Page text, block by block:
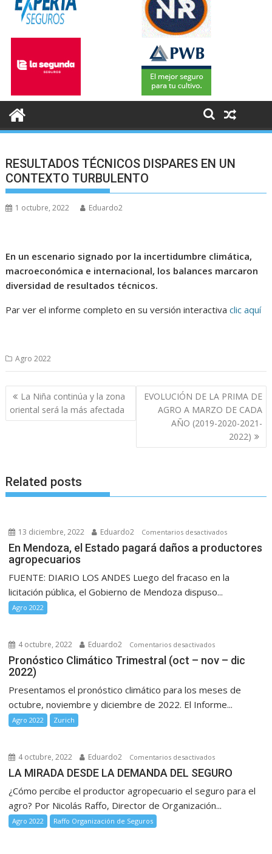
RESULTADOS TÉCNICOS DISPARES EN UN
CONTEXTO TURBULENTO
1 octubre, 2022 Eduardo2
En un escenario signado por la incertidumbre climática,
macroeconómica e internacional, los balances marcaron
diversidad de resultados técnicos.
Par ver el informe completo en su versión interactivaclic aquí
Agro 2022
Navegación
de
entradas
La Niña continúa y la zona
oriental será la más afectada
EVOLUCIÓN DE LA PRIMA DE
AGRO A MARZO DE CADA
AÑO (2019-2020-2021-
2022)
Related posts
13 diciembre, 2022 Eduardo2 Comentarios desactivadosen
En
En Mendoza, el Estado pagará daños a productores
agropecuarios
FUENTE: DIARIO LOS ANDES Luego del fracaso en la
licitación pública, el Gobierno de Mendoza dispuso...
Agro 2022
4 octubre, 2022 Eduardo2 Comentarios desactivadosen
Pronóstico
–
Pronóstico Climático Trimestral (oct – nov – dic
2022)
Presentamos el pronóstico climático para los meses de
octubre, noviembre y diciembre de 2022. El Informe...
Agro 2022 Zurich
4 octubre, 2022 Eduardo2 Comentarios desactivadosen
LA
DESDE
LA
LA MIRADA DESDE LA DEMANDA DEL SEGURO
¿Cómo percibe el productor agropecuario el seguro para el
agro? Por Nicolás Raffo, Director de Organización...
Agro 2022 Raffo Organización de Seguros